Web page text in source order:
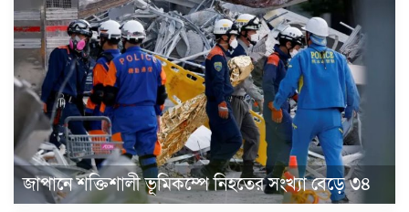
জাপানে শক্তিশালী ভূমিকম্পে নিহতের সংখ্যা বেড়ে ৩৪